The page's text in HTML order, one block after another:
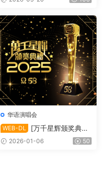
1][ISO/63.91 GiB]
华语演唱会
WEB-DL
[万千星辉颁奖典礼
2025][1080i.HDTV.H264.D
2026-01-06 50